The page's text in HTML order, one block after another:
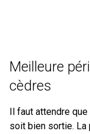
Meilleure
cèdres
Il faut attendre
soit bien sortie.